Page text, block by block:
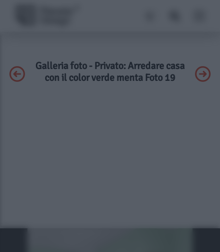
Galleria foto - Privato: Arredare casa
con il color verde menta Foto 19